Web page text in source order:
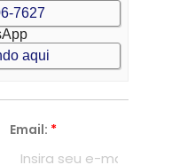
7627
aqui
Email: *